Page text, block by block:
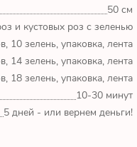
50 см
и кустовых роз с зеленью
10 зелень, упаковка, лента
14 зелень, упаковка, лента
18 зелень, упаковка, лента
10-30 минут
5 дней - или вернем деньги!